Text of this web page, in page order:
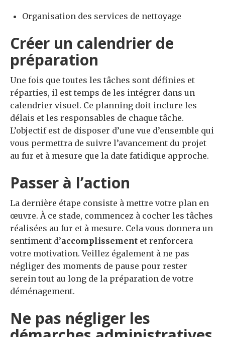
Organisation des services de nettoyage
Créer un calendrier de
préparation
Une fois que toutes les tâches sont définies et
réparties, il est temps de les intégrer dans un
calendrier visuel. Ce planning doit inclure les
délais et les responsables de chaque tâche.
L’objectif est de disposer d’une vue d’ensemble qui
vous permettra de suivre l’avancement du projet
au fur et à mesure que la date fatidique approche.
Passer à l’action
La dernière étape consiste à mettre votre plan en
œuvre. À ce stade, commencez à cocher les tâches
réalisées au fur et à mesure. Cela vous donnera un
sentiment d’accomplissement et renforcera
votre motivation. Veillez également à ne pas
négliger des moments de pause pour rester
serein tout au long de la préparation de votre
déménagement.
Ne pas négliger les